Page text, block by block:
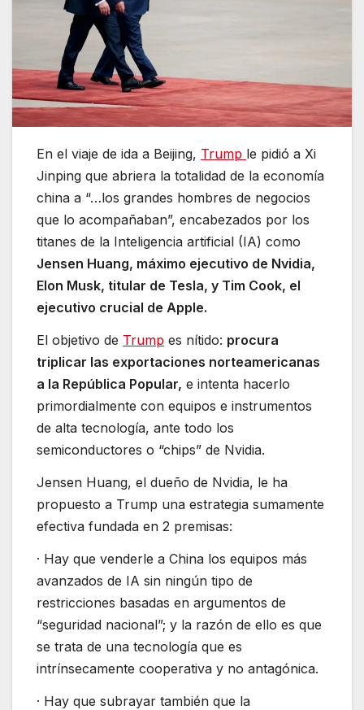
En el viaje de ida a Beijing, Trump le pidió a Xi
Jinping que abriera la totalidad de la economía
china a “…los grandes hombres de negocios
que lo acompañaban”, encabezados por los
titanes de la Inteligencia artificial (IA) como
Jensen Huang, máximo ejecutivo de Nvidia,
Elon Musk, titular de Tesla, y Tim Cook, el
ejecutivo crucial de Apple.
El objetivo de Trump es nítido: procura
triplicar las exportaciones norteamericanas
a la República Popular, e intenta hacerlo
primordialmente con equipos e instrumentos
de alta tecnología, ante todo los
semiconductores o “chips” de Nvidia.
Jensen Huang, el dueño de Nvidia, le ha
propuesto a Trump una estrategia sumamente
efectiva fundada en 2 premisas:
· Hay que venderle a China los equipos más
avanzados de IA sin ningún tipo de
restricciones basadas en argumentos de
“seguridad nacional”; y la razón de ello es que
se trata de una tecnología que es
intrínsecamente cooperativa y no antagónica.
· Hay que subrayar también que la